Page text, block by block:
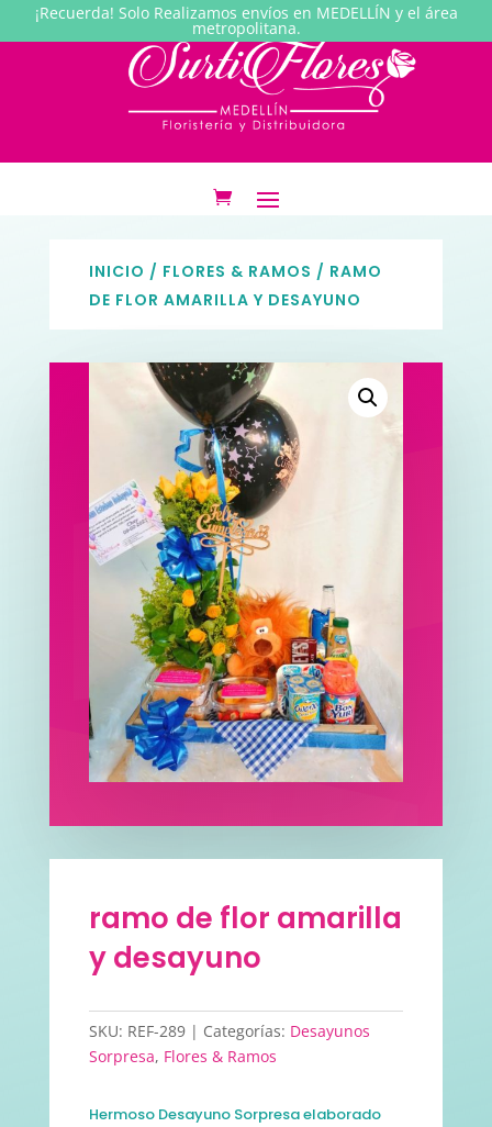
¡Recuerda! Solo Realizamos envíos en MEDELLÍN y el área
metropolitana.
INICIO / FLORES & RAMOS / RAMO
DE FLOR AMARILLA Y DESAYUNO
ramo de flor amarilla
y desayuno
SKU: REF-289 Categorías: Desayunos
Sorpresa, Flores & Ramos
Hermoso Desayuno Sorpresa elaborado